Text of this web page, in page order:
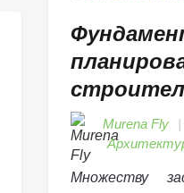
Murena Fly
Множеству